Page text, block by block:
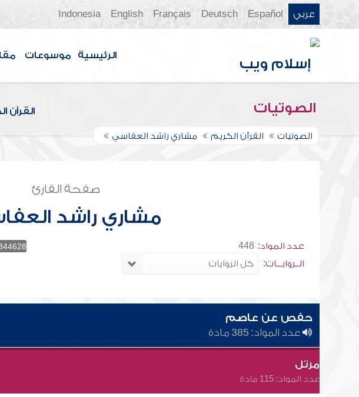
عربي Español
Deutsch
Français
English
Indonesia
الرئيسية موسوعات
الصوتيات القرآن
الصوتيات القرآن الكريم مشاري راشد العفاسي
صفحة القارئ
مشاري راشد
عدد المواد: 448
الــروايـــات:
حفص عن عاصم
عدد المواد: 385 مادة
مرتل
عدد المواد: 115 مادة